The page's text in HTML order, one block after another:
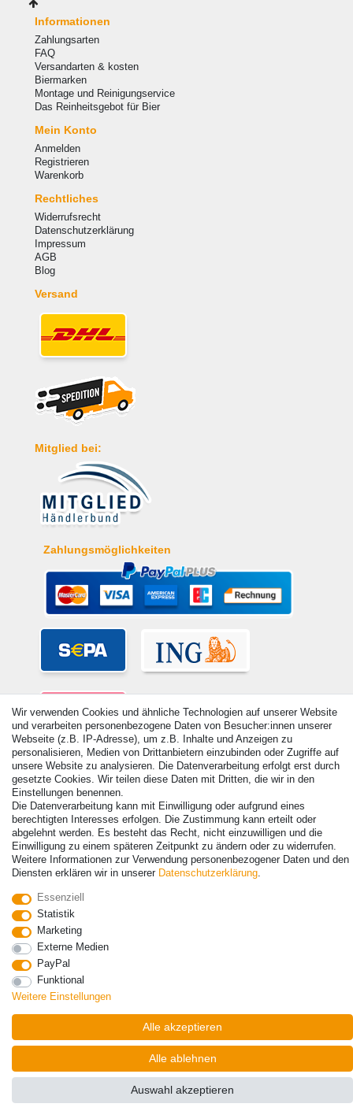
Informationen
Zahlungsarten
FAQ
Versandarten & kosten
Biermarken
Montage und Reinigungservice
Das Reinheitsgebot für Bier
Mein Konto
Anmelden
Registrieren
Warenkorb
Rechtliches
Widerrufsrecht
Datenschutzerklärung
Impressum
AGB
Blog
Versand
Mitglied bei:
Zahlungsmöglichkeiten
© Copyright 2026 | Alle Rechte vorbehalten. - Alle Rechte vorbehalten.
Preisangaben inkl. gesetzl. 19% MwSt. | Grundpreise siehe Artikeldetail | *Gilt für
Lieferungen nach Deutschland!
Vertrag widerrufen Kontakt
Wir verwenden Cookies und ähnliche Technologien auf unserer Website
und verarbeiten personenbezogene Daten von Besucher:innen unserer
Webseite (z.B. IP-Adresse), um z.B. Inhalte und Anzeigen zu
personalisieren, Medien von Drittanbietern einzubinden oder Zugriffe auf
unsere Website zu analysieren. Die Datenverarbeitung erfolgt erst durch
gesetzte Cookies. Wir teilen diese Daten mit Dritten, die wir in den
Einstellungen benennen.
Die Datenverarbeitung kann mit Einwilligung oder aufgrund eines
berechtigten Interesses erfolgen. Die Zustimmung kann erteilt oder
abgelehnt werden. Es besteht das Recht, nicht einzuwilligen und die
Einwilligung zu einem späteren Zeitpunkt zu ändern oder zu widerrufen.
Weitere Informationen zur Verwendung personenbezogener Daten und den
Diensten erklären wir in unserer Daten­schutz­erklärung.
Essenziell
Statistik
Marketing
Externe Medien
PayPal
Funktional
Weitere Einstellungen
Alle akzeptieren
Alle ablehnen
Auswahl akzeptieren